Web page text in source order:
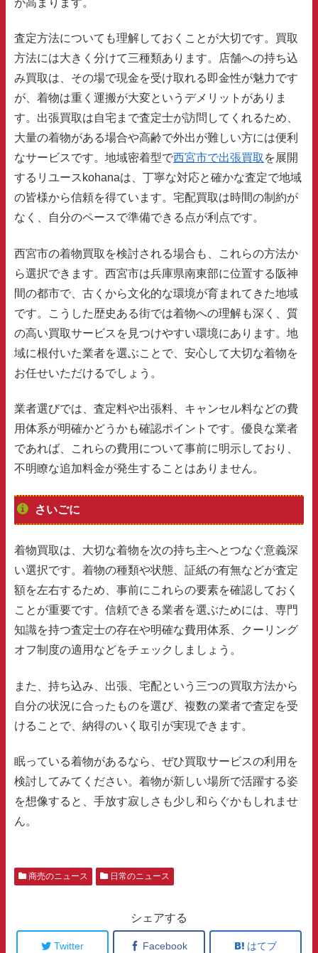
が高まります。
査定方法についても理解しておくことが大切です。買取
方法には大きく分けて三種類あります。店舗への持ち込
み買取は、その場で現金を受け取れる即金性が魅力です
が、着物は重く運搬が大変というデメリットがありま
す。出張買取は自宅まで査定士が訪問してくれるため、
大量の着物がある場合や高齢で外出が難しい方には便利
なサービスです。地域密着型で西宮市で出張買取 を展開
するリユースkohanaは、丁寧な対応と確かな査定で地域
の皆様から信頼を得ています。宅配買取は時間の制約が
なく、自分のペースで準備できる点が利点です。
西宮市の着物買取を検討される場合も、これらの方法か
ら選択できます。西宮市は兵庫県南東部に位置する阪神
間の都市で、古くから文化的な環境が育まれてきた地域
です。こうした歴史ある街では着物への理解も深く、質
の高い買取サービスを見つけやすい環境にあります。地
域に根付いた業者を選ぶことで、安心して大切な着物を
お任せいただけるでしょう。
業者選びでは、査定料や出張料、キャンセル料などの費
用体系が明確かどうかも確認ポイントです。優良な業者
であれば、これらの費用について事前に明示しており、
不明瞭な追加料金が発生することはありません。
さいごに
着物買取は、大切な着物を次の持ち主へとつなぐ意義深
い選択です。着物の種類や状態、証紙の有無などが査定
額を左右するため、事前にこれらの要素を確認しておく
ことが重要です。信頼できる業者を選ぶためには、専門
知識を持つ査定士の存在や明確な費用体系、クーリング
オフ制度の適用などをチェックしましょう。
また、持ち込み、出張、宅配という三つの買取方法から
自分の状況に合ったものを選び、複数の業者で査定を受
けることで、納得のいく取引が実現できます。
眠っている着物があるなら、ぜひ買取サービスの利用を
検討してみてください。着物が新しい場所で活躍する姿
を想像すると、手放す寂しさも少し和らぐかもしれませ
ん。
商売のニュース 日常のニュース
シェアする
Twitter Facebook はてブ